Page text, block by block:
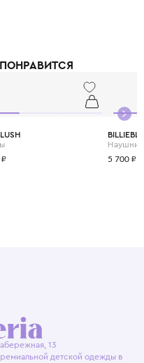
актуальной не один
₽ 5 700 ₽
13
детской одежды в